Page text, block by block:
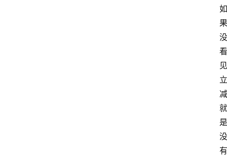
如
果
没
看
见
立
减
就
是
没
有